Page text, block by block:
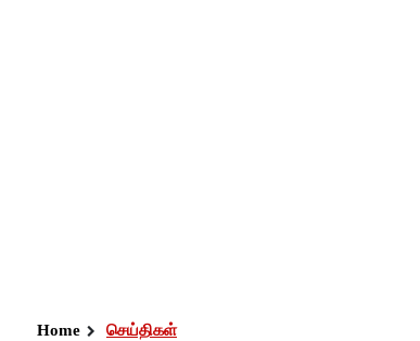
Home செய்திகள்